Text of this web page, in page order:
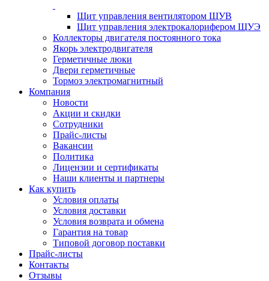
Щит управления вентилятором ЩУВ
Щит управления электрокалорифером ЩУЭ
Коллекторы двигателя постоянного тока
Якорь электродвигателя
Герметичные люки
Двери герметичные
Тормоз электромагнитный
Компания
Новости
Акции и скидки
Сотрудники
Прайс-листы
Вакансии
Политика
Лицензии и сертификаты
Наши клиенты и партнеры
Как купить
Условия оплаты
Условия доставки
Условия возврата и обмена
Гарантия на товар
Типовой договор поставки
Прайс-листы
Контакты
Отзывы